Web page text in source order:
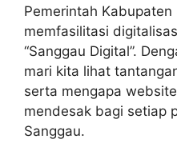
Pemerintah
memfasilitasi
“Sanggau Digital”.
mari kita lihat
serta mengapa
mendesak bagi setiap
Sanggau.